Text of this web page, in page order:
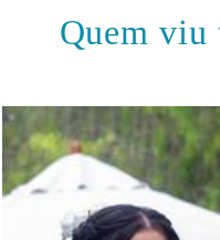
Quem viu